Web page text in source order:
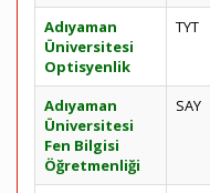
Adıyaman
Üniversitesi
Optisyenlik
TYT
Adıyaman
Üniversitesi
Fen Bilgisi
Öğretmenliği
SAY